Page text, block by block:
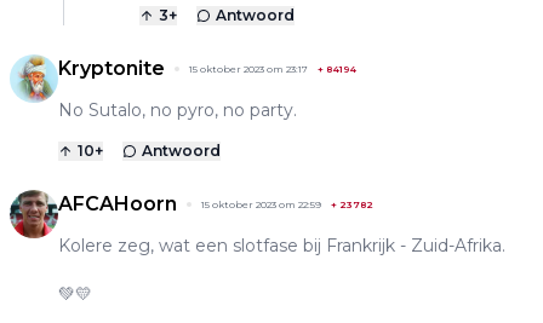
3+ Antwoord
Kryptonite 15 oktober 2023 om 23:17 + 84194
No Sutalo, no pyro, no party.
10+ Antwoord
AFCAHoorn 15 oktober 2023 om 22:59 + 23782
Kolere zeg, wat een slotfase bij Frankrijk - Zuid-Afrika.
💚💛